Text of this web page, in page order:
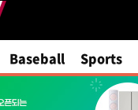
Baseball Sports